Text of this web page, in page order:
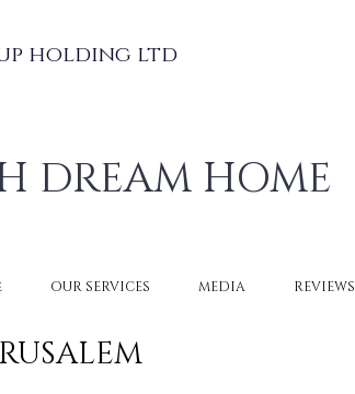
holding ltd
DREAM HOME
OUR SERVICES MEDIA REVIEWS